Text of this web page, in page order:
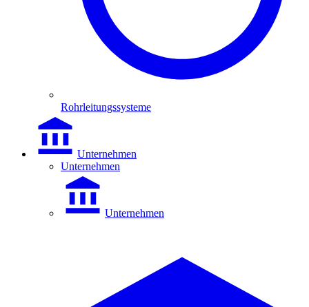
Rohrleitungssysteme
Unternehmen
Unternehmen
Unternehmen